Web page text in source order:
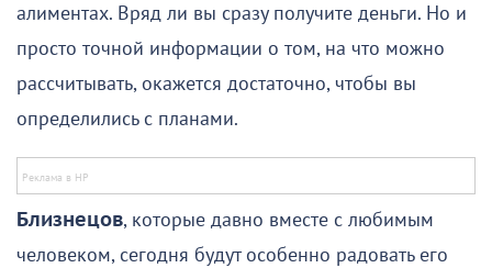
алиментах. Вряд ли вы сразу получите деньги. Но и
просто точной информации о том, на что можно
рассчитывать, окажется достаточно, чтобы вы
определились с планами.
Близнецов, которые давно вместе с любимым
человеком, сегодня будут особенно радовать его